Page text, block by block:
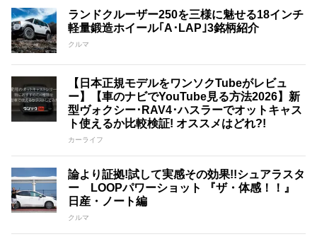
ランドクルーザー250を三様に魅せる18インチ
軽量鍛造ホイール｢A･LAP｣3銘柄紹介
クルマ
【日本正規モデルをワンソクTubeがレビュ
ー】【車のナビでYouTube見る方法2026】新
型ヴォクシー･RAV4･ハスラーでオットキャス
ト使えるか比較検証! オススメはどれ?!
カーライフ
論より証拠!試して実感その効果!!シュアラスタ
ー LOOPパワーショット 『ザ・体感！！』
日産・ノート編
クルマ